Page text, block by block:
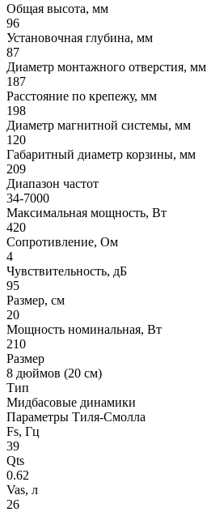
Общая высота, мм
96
Установочная глубина, мм
87
Диаметр монтажного отверстия, мм
187
Расстояние по крепежу, мм
198
Диаметр магнитной системы, мм
120
Габаритный диаметр корзины, мм
209
Диапазон частот
34-7000
Максимальная мощность, Вт
420
Сопротивление, Ом
4
Чувствительность, дБ
95
Размер, см
20
Мощность номинальная, Вт
210
Размер
8 дюймов (20 см)
Тип
Мидбасовые динамики
Параметры Тиля-Смолла
Fs, Гц
39
Qts
0.62
Vas, л
26